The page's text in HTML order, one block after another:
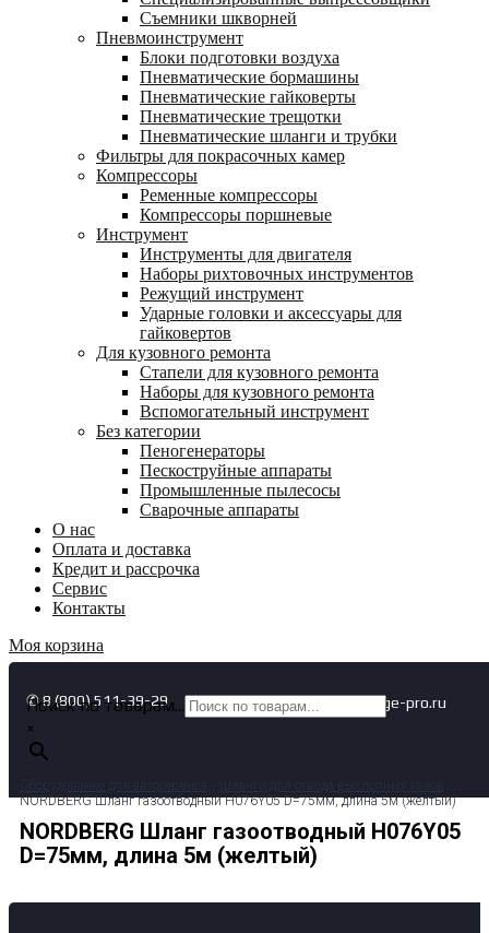
Cъемники шкворней
Пневмоинструмент
Блоки подготовки воздуха
Пневматические бормашины
Пневматические гайковерты
Пневматические трещотки
Пневматические шланги и трубки
Фильтры для покрасочных камер
Компрессоры
Ременные компрессоры
Компрессоры поршневые
Инструмент
Инструменты для двигателя
Наборы рихтовочных инструментов
Режущий инструмент
Ударные головки и аксессуары для
гайковертов
Для кузовного ремонта
Стапели для кузовного ремонта
Наборы для кузовного ремонта
Вспомогательный инструмент
Без категории
Пеногенераторы
Пескоструйные аппараты
Промышленные пылесосы
Сварочные аппараты
О нас
Оплата и доставка
Кредит и рассрочка
Сервис
Контакты
Моя корзина
✆ 8 (800) 511-39-29 ✉ info@garage-pro.ru
Поиск по товарам...
×
NORDBERG Шланг газоотводный H076Y05 D=75мм, длина 5м (желтый)
NORDBERG Шланг газоотводный H076Y05
D=75мм, длина 5м (желтый)